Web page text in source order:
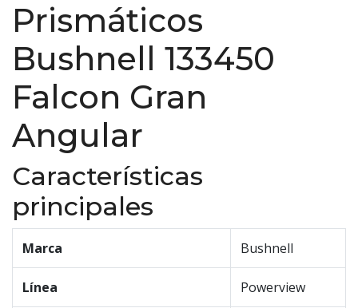
Prismáticos
Bushnell 133450
Falcon Gran
Angular
Características
principales
Marca Bushnell
Línea Powerview